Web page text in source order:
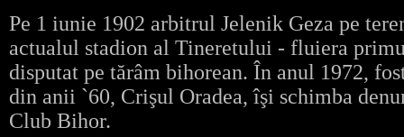
Pe 1 iunie 1902 arbitrul Jelenik Geza pe
actualul stadion al Tineretului - fluiera
disputat pe tărâm bihorean. În anul 1972,
din anii `60, Crişul Oradea, îşi schimba
Club Bihor.